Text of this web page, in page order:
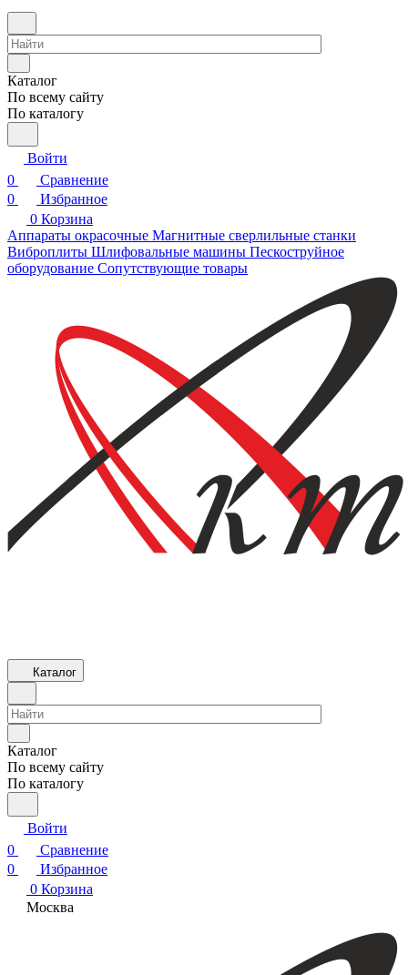
Каталог
По всему сайту
По каталогу
Войти
0
Сравнение
0
Избранное
0 Корзина
Аппараты окрасочные Магнитные сверлильные станки
Виброплиты Шлифовальные машины Пескоструйное
оборудование Сопутствующие товары
Каталог
Каталог
По всему сайту
По каталогу
Войти
0
Сравнение
0
Избранное
0 Корзина
Москва